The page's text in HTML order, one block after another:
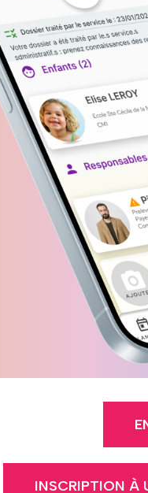
INSCRIPTION À